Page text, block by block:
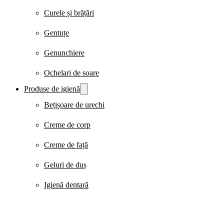
Curele și brățări
Gentuțe
Genunchiere
Ochelari de soare
Produse de igienă
Bețișoare de urechi
Creme de corp
Creme de față
Geluri de duș
Igienă dentară